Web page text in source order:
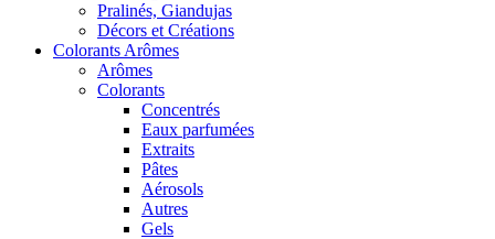
Pralinés, Giandujas
Décors et Créations
Colorants Arômes
Arômes
Colorants
Concentrés
Eaux parfumées
Extraits
Pâtes
Aérosols
Autres
Gels